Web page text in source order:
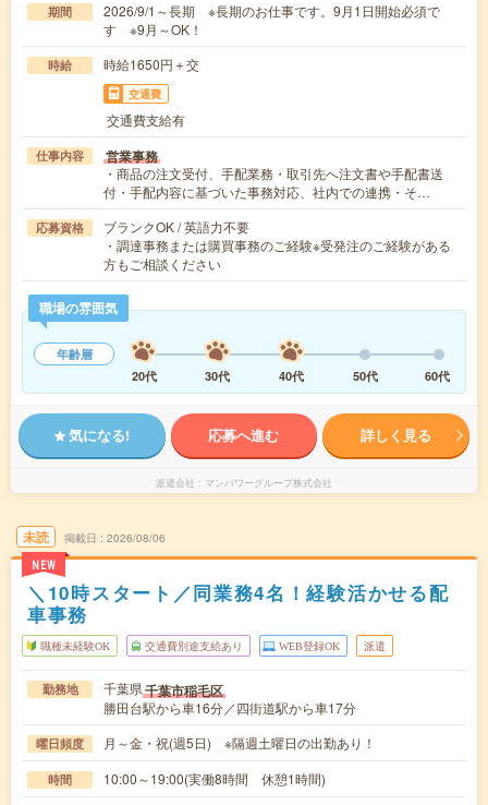
期間
2026/9/1～長期 ※長期のお仕事です。9月1日開始必須で
す ※9月～OK！
時給 時給1650円＋交
交通費
交通費支給有
仕事内容 営業事務
・商品の注文受付、手配業務・取引先へ注文書や手配書送
付・手配内容に基づいた事務対応、社内での連携・そ…
応募資格
ブランクOK / 英語力不要
・調達事務または購買事務のご経験※受発注のご経験がある
方もご相談ください
職場の雰囲気
年齢層
20代
30代 40代 50代 60代
気になる! 応募へ進む 詳しく見る
派遣会社 マンパワーグループ株式会社
未読
NEW
掲載日 2026/08/06
＼10時スタート／同業務4名！経験活かせる配
車事務
職種未経験OK 交通費別途支給あり WEB登録OK 派遣
勤務地 千葉県千葉市稲毛区
勝田台駅から車16分／四街道駅から車17分
曜日頻度 月～金・祝(週5日) ※隔週土曜日の出勤あり！
時間
10:00～19:00(実働8時間 休憩1時間)